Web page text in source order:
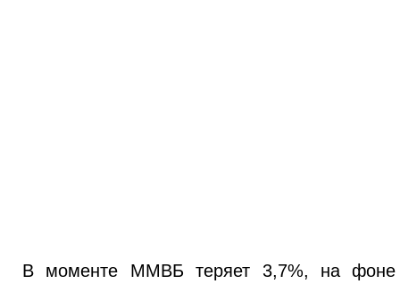
В моменте ММВБ теряет 3,7%, на фоне